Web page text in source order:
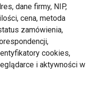
dane firmy, NIP,
cena, metoda
zamówienia,
cookies,
i aktywności w